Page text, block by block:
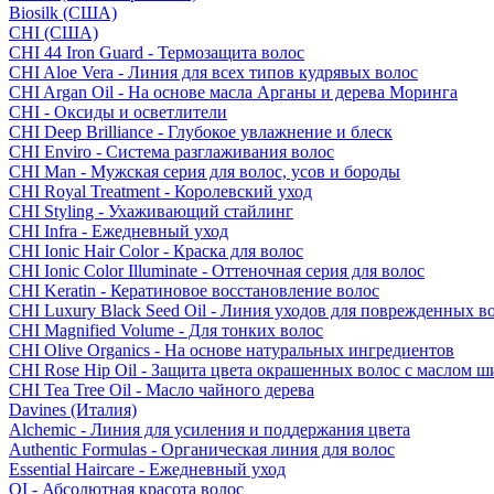
Biosilk (США)
CHI (США)
CHI 44 Iron Guard - Термозащита волос
CHI Aloe Vera - Линия для всех типов кудрявых волос
CHI Argan Oil - На основе масла Арганы и дерева Моринга
CHI - Оксиды и осветлители
CHI Deep Brilliance - Глубокое увлажнение и блеск
CHI Enviro - Система разглаживания волос
CHI Man - Мужская серия для волос, усов и бороды
CHI Royal Treatment - Королевский уход
CHI Styling - Ухаживающий стайлинг
CHI Infra - Ежедневный уход
CHI Ionic Hair Color - Краска для волос
CHI Ionic Color Illuminate - Оттеночная серия для волос
CHI Keratin - Кератиновое восстановление волос
CHI Luxury Black Seed Oil - Линия уходов для поврежденных
CHI Magnified Volume - Для тонких волос
CHI Olive Organics - На основе натуральных ингредиентов
CHI Rose Hip Oil - Защита цвета окрашенных волос с маслом
CHI Tea Tree Oil - Масло чайного дерева
Davines (Италия)
Alchemic - Линия для усиления и поддержания цвета
Authentic Formulas - Органическая линия для волос
Essential Haircare - Eжедневный уход
OI - Абсолютная красота волос